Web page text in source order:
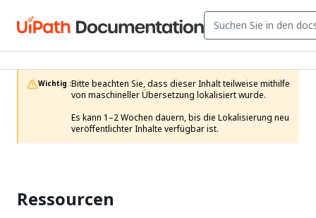
Wichtig :Bitte beachten Sie, dass dieser Inhalt teilweise mithilfe
von maschineller Übersetzung lokalisiert wurde.
Es kann 1–2 Wochen dauern, bis die Lokalisierung neu
veröffentlichter Inhalte verfügbar ist.
Ressourcen